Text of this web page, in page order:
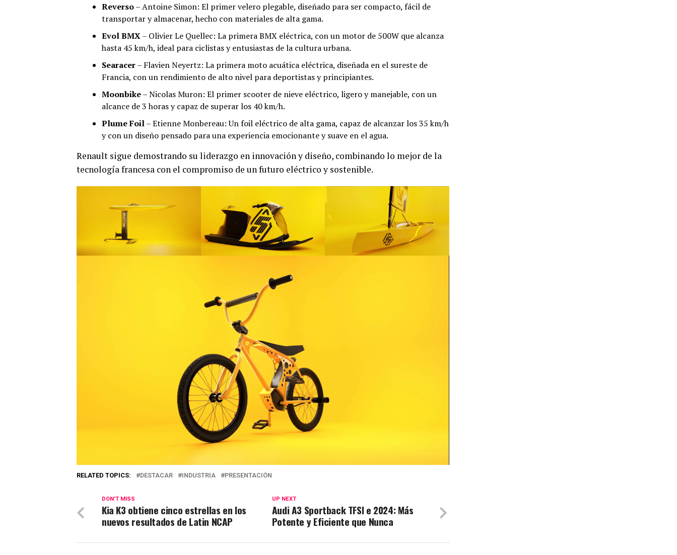
Reverso– Antoine Simon: El primer velero plegable, diseñado para ser compacto, fácil de
transportar y almacenar, hecho con materiales de alta gama.
Evol BMX– Olivier Le Quellec: La primera BMX eléctrica, con un motor de 500W que alcanza
hasta 45 km/h, ideal para ciclistas y entusiastas de la cultura urbana.
Searacer– Flavien Neyertz: La primera moto acuática eléctrica, diseñada en el sureste de
Francia, con un rendimiento de alto nivel para deportistas y principiantes.
Moonbike– Nicolas Muron: El primer scooter de nieve eléctrico, ligero y manejable, con un
alcance de 3 horas y capaz de superar los 40 km/h.
Plume Foil– Etienne Monbereau: Un foil eléctrico de alta gama, capaz de alcanzar los 35 km/h
y con un diseño pensado para una experiencia emocionante y suave en el agua.
Renault sigue demostrando su liderazgo en innovación y diseño, combinando lo mejor de la
tecnología francesa con el compromiso de un futuro eléctrico y sostenible.
RELATED TOPICS: DESTACAR INDUSTRIA PRESENTACIÓN
UP NEXT
Audi A3 Sportback TFSI e 2024: Más
Potente y Eficiente que Nunca
DON'T MISS
Kia K3 obtiene cinco estrellas en los
nuevos resultados de Latin NCAP